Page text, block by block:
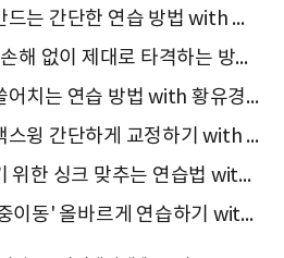
올바른 상체회전 만드는 간단한 연습 방법 with 조영수 프로
'드라이버' 비거리 손해 없이 제대로 타격하는 방법 with 이원섭 프로
우드 자연스럽게 쓸어치는 연습 방법 with 황유경 프로
흔들리는 불안한 백스윙 간단하게 교정하기 with 조영수 프로
드라이버 쉽게 치기 위한 싱크 맞추는 연습법 with 이원섭 프로
골프의 포인트 '체중이동' 올바르게 연습하기 with 황유경 프로